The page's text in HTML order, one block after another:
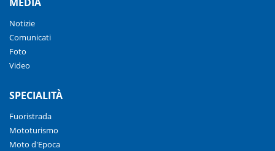
Notizie
Comunicati
Foto
Video
SPECIALITÀ
Fuoristrada
Mototurismo
Moto d'Epoca